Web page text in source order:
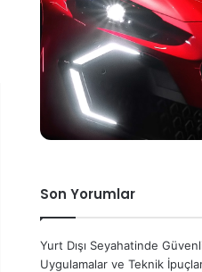
Son Yorumlar
Yurt Dışı Seyahatinde
Uygulamalar ve Teknik